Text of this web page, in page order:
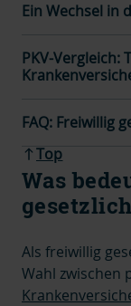
Ein Wechsel in
PKV-Vergleich:
FAQ: Freiwillig
Top
Was
Als freiwillig
Wahl zwischen